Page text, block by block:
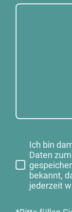
Ich bin
Daten
bekannt,
jederzeit